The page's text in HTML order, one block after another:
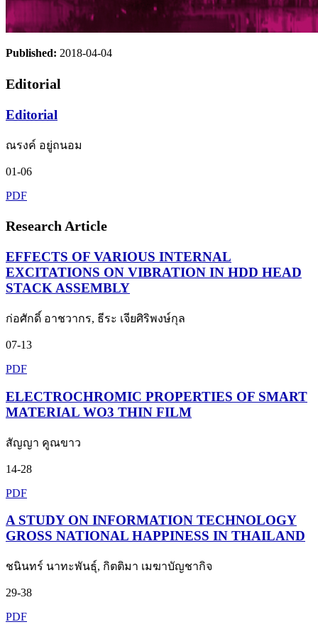
Published: 2018-04-04
Editorial
Editorial
ณรงค์ อยู่ถนอม
01-06
PDF
Research Article
EFFECTS OF VARIOUS INTERNAL
EXCITATIONS ON VIBRATION IN HDD HEAD
STACK ASSEMBLY
ก่อศักดิ์ อาชวากร, ธีระ เจียศิริพงษ์กุล
07-13
PDF
ELECTROCHROMIC PROPERTIES OF SMART
MATERIAL WO3 THIN FILM
สัญญา คูณขาว
14-28
PDF
A STUDY ON INFORMATION TECHNOLOGY
GROSS NATIONAL HAPPINESS IN THAILAND
ชนินทร์ นาทะพันธุ์, กิตติมา เมฆาบัญชากิจ
29-38
PDF